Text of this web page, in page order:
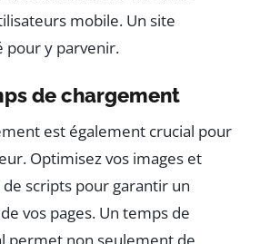
mobile. Un site
pour y parvenir.
de chargement
est également crucial pour
Optimisez vos images et
scripts pour garantir un
vos pages. Un temps de